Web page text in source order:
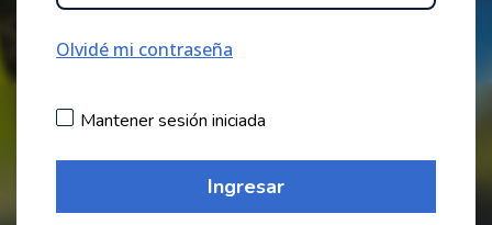
Olvidé mi contraseña
Mantener sesión iniciada
Ingresar